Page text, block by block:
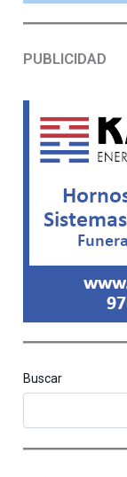
PUBLICIDAD
Buscar